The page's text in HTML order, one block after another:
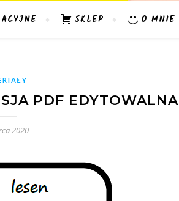
SKLEP O MNIE
PDF EDYTOWALNA
2020